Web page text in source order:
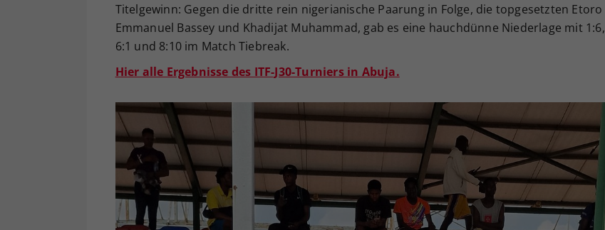
Titelgewinn: Gegen die dritte rein nigerianische Paarung in Folge, die topgesetzten Etoro
Emmanuel Bassey und Khadijat Muhammad, gab es eine hauchdünne Niederlage mit 1:6,
6:1 und 8:10 im Match Tiebreak.
Hier alle Ergebnisse des ITF-J30-Turniers in Abuja.